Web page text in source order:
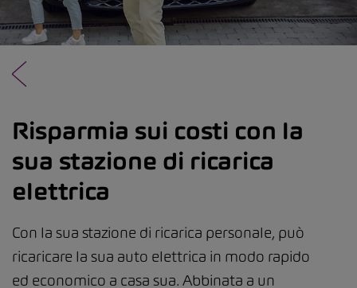
Risparmia sui costi con la
sua stazione di ricarica
elettrica
Con la sua stazione di ricarica personale, può
ricaricare la sua auto elettrica in modo rapido
ed economico a casa sua. Abbinata a un